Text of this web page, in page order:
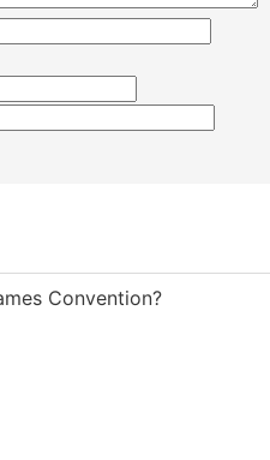
Convention?